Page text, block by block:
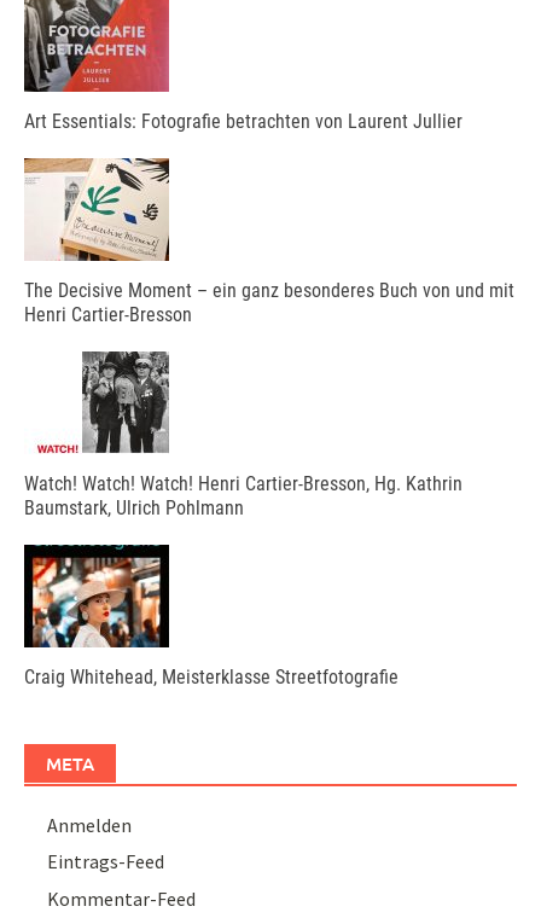
Art Essentials: Fotografie betrachten von Laurent Jullier
The Decisive Moment – ein ganz besonderes Buch von und mit
Henri Cartier-Bresson
Watch! Watch! Watch! Henri Cartier-Bresson, Hg. Kathrin
Baumstark, Ulrich Pohlmann
Craig Whitehead, Meisterklasse Streetfotografie
META
Anmelden
Eintrags-Feed
Kommentar-Feed